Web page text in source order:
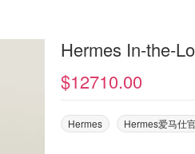
Hermes In-the-
$12710.00
Hermes Hermes爱马仕